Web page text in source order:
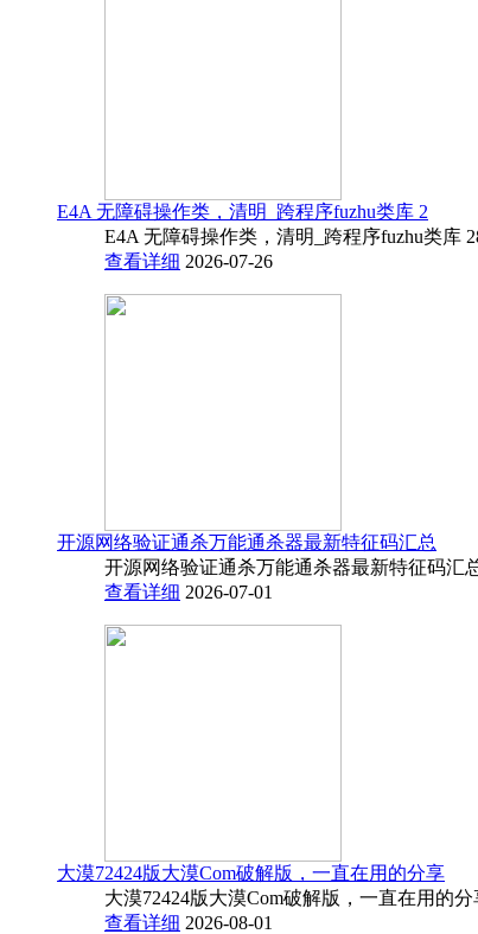
E4A 无障碍操作类，清明_跨程序fuzhu类库 2
E4A 无障碍操作类，清明_跨程序fuzhu类库
查看详细 2026-07-26
开源网络验证通杀万能通杀器最新特征码汇总
开源网络验证通杀万能通杀器最新特征码汇
查看详细 2026-07-01
大漠72424版大漠Com破解版，一直在用的分享
大漠72424版大漠Com破解版，一直在用的
查看详细 2026-08-01